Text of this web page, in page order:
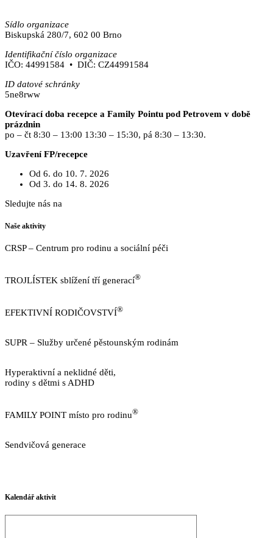
Sídlo organizace
Biskupská 280/7, 602 00 Brno
Identifikační číslo organizace
IČO: 44991584 • DIČ: CZ44991584
ID datové schránky
5ne8rww
Otevírací doba recepce a Family Pointu pod Petrovem v době
prázdnin
po – čt 8:30 – 13:00 13:30 – 15:30, pá 8:30 – 13:30.
Uzavření FP/recepce
Od 6. do 10. 7. 2026
Od 3. do 14. 8. 2026
Sledujte nás na
Naše aktivity
CRSP – Centrum pro rodinu a sociální péči
TROJLÍSTEK sblížení tří generací®
EFEKTIVNÍ RODIČOVSTVÍ®
SUPR – Služby určené pěstounským rodinám
Hyperaktivní a neklidné děti,
rodiny s dětmi s ADHD
FAMILY POINT místo pro rodinu®
Sendvičová generace
Kalendář aktivit